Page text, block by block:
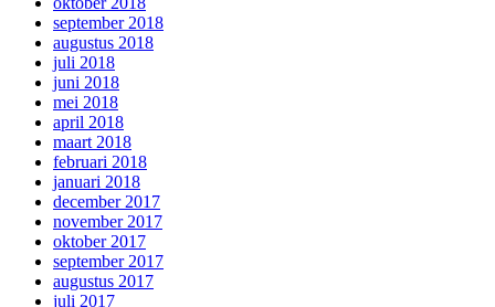
september 2018
augustus 2018
juli 2018
juni 2018
mei 2018
april 2018
maart 2018
februari 2018
januari 2018
december 2017
november 2017
oktober 2017
september 2017
augustus 2017
juli 2017